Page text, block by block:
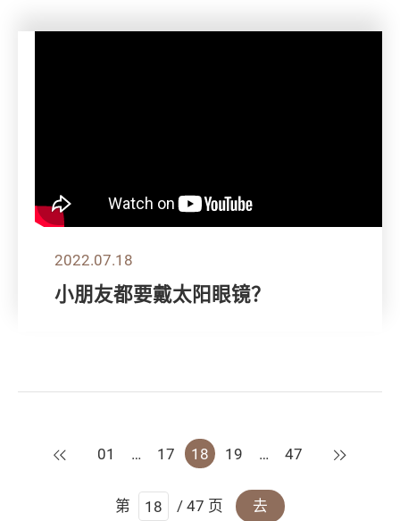
2022.07.18
小朋友都要戴太阳眼镜？
上一页
01 … 17 18 19 … 47 下一页
第 / 47 页 去